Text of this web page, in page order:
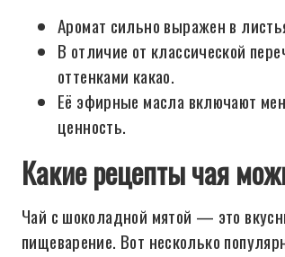
Аромат сильно выражен в
В отличие от классической
оттенками какао.
Её эфирные масла включают
ценность.
Какие рецепты чая
Чай с шоколадной мятой — это
пищеварение. Вот несколько